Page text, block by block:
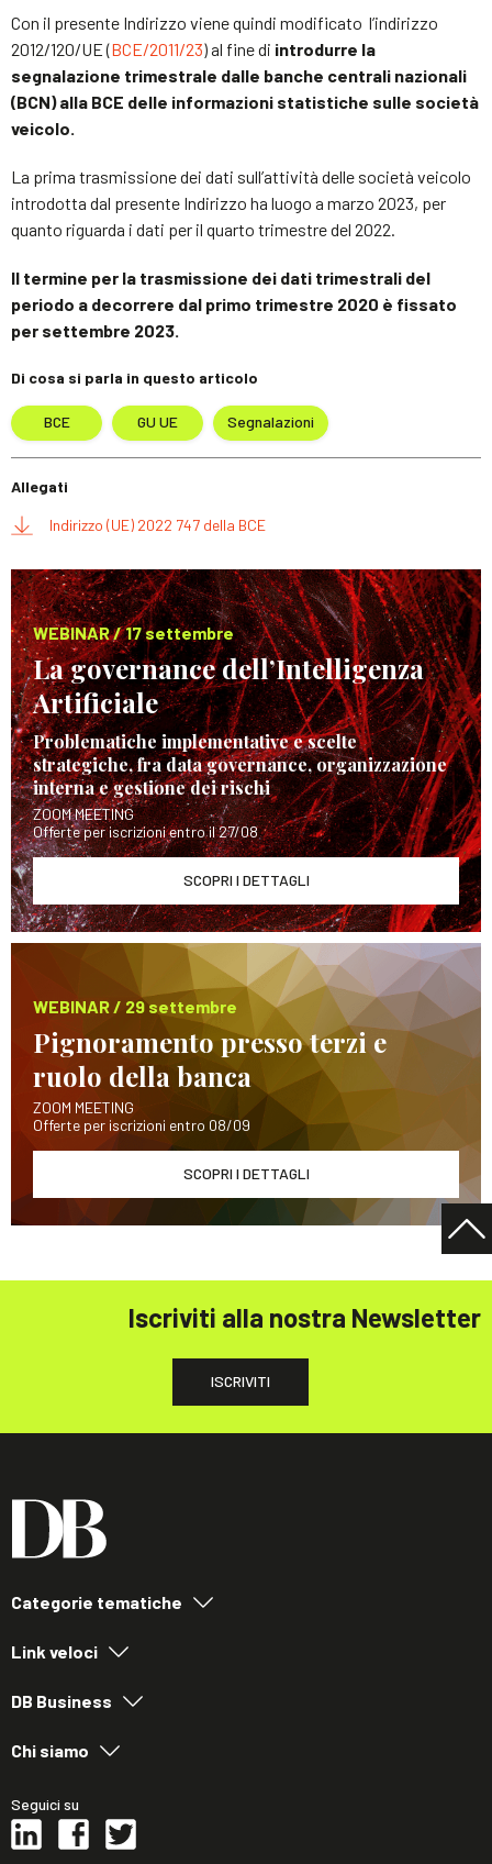
Con il presente Indirizzo viene quindi modificato l’indirizzo
2012/120/UE (BCE/2011/23) al fine di introdurre la
segnalazione trimestrale dalle banche centrali nazionali
(BCN) alla BCE delle informazioni statistiche sulle società
veicolo.
La prima trasmissione dei dati sull’attività delle società veicolo
introdotta dal presente Indirizzo ha luogo a marzo 2023, per
quanto riguarda i dati per il quarto trimestre del 2022.
Il termine per la trasmissione dei dati trimestrali del
periodo a decorrere dal primo trimestre 2020 è fissato
per settembre 2023.
Di cosa si parla in questo articolo
BCE GU UE Segnalazioni
Allegati
Indirizzo (UE) 2022 747 della BCE
WEBINAR / 17 settembre
La governance dell’Intelligenza
Artificiale
Problematiche implementative e scelte
strategiche, fra data governance, organizzazione
interna e gestione dei rischi
ZOOM MEETING
Offerte per iscrizioni entro il 27/08
SCOPRI I DETTAGLI
WEBINAR / 29 settembre
Pignoramento presso terzi e
ruolo della banca
ZOOM MEETING
Offerte per iscrizioni entro 08/09
SCOPRI I DETTAGLI
Iscriviti alla nostra Newsletter
ISCRIVITI
Categorie tematiche
Link veloci
DB Business
Chi siamo
Seguici su